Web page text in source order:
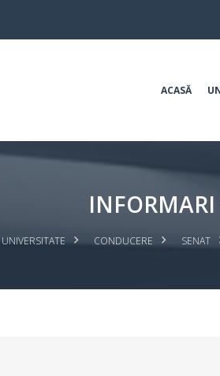
ACASĂ
UNIVERSITATE CONDUCERE SENAT